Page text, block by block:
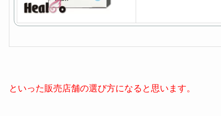
といった販売店舗の選び方になると思います。